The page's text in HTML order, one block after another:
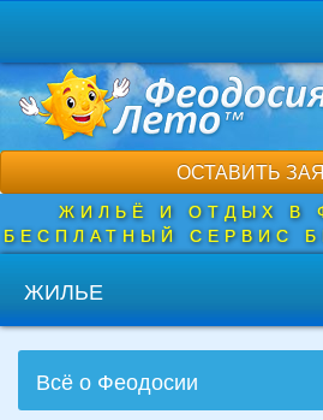
основному
содержанию
ОСТАВИТЬ
ЖИЛЬЁ И ОТДЫХ В
БЕСПЛАТНЫЙ СЕРВИС
ЖИЛЬЕ
Всё о Феодосии